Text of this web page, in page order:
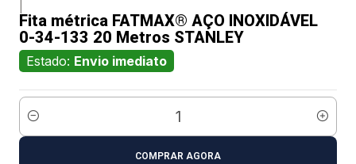
Fita métrica FATMAX® AÇO INOXIDÁVEL
0-34-133 20 Metros STANLEY
Estado: Envio imediato
Quantidade
COMPRAR AGORA